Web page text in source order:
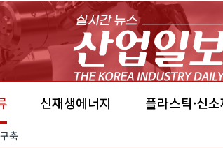
신재생에너지 플라스틱·신소
축